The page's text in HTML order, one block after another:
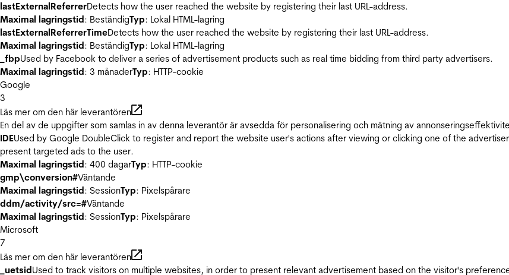
lastExternalReferrerDetects how the user reached the website by registering their last URL-address.
Maximal lagringstid: BeständigTyp: Lokal HTML-lagring
lastExternalReferrerTimeDetects how the user reached the website by registering their last URL-address.
Maximal lagringstid: BeständigTyp: Lokal HTML-lagring
_fbpUsed by Facebook to deliver a series of advertisement products such as real time bidding from third party advertisers.
Maximal lagringstid: 3 månaderTyp: HTTP-cookie
Google
3
Läs mer om den här leverantören
En del av de uppgifter som samlas in av denna leverantör är avsedda för personalisering och mätning av
IDEUsed by Google DoubleClick to register and report the website user's actions after viewing or clicking one of the
present targeted ads to the user.
Maximal lagringstid: 400 dagarTyp: HTTP-cookie
gmp\conversion#Väntande
Maximal lagringstid: SessionTyp: Pixelspårare
ddm/activity/src=#Väntande
Maximal lagringstid: SessionTyp: Pixelspårare
Microsoft
7
Läs mer om den här leverantören
_uetsidUsed to track visitors on multiple websites, in order to present relevant advertisement based on the visitor's